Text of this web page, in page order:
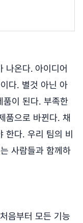
나온다. 아이디어
다. 별것 아닌 아
품이 된다. 부족한
품으로 바뀐다. 채
한다. 우리 팀의 비
사람들과 함께하
음부터 모든 기능